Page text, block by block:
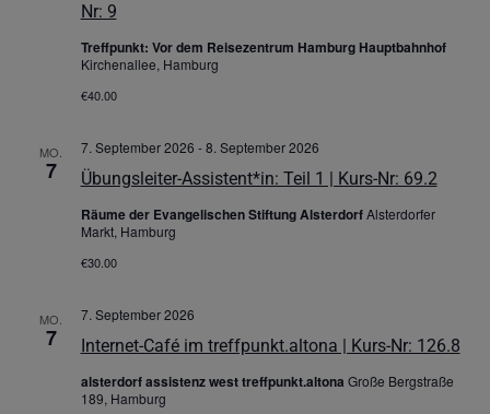
Nr: 9
Treffpunkt: Vor dem Reisezentrum Hamburg Hauptbahnhof
Kirchenallee, Hamburg
€40.00
MO.
7 Übungsleiter-Assistent*in: Teil 1 | Kurs-Nr: 69.2
7. September 2026 -8. September 2026
Räume der Evangelischen Stiftung AlsterdorfAlsterdorfer
Markt, Hamburg
€30.00
MO.
7 Internet-Café im treffpunkt.altona | Kurs-Nr: 126.8
7. September 2026
alsterdorf assistenz west treffpunkt.altona Große Bergstraße
189, Hamburg